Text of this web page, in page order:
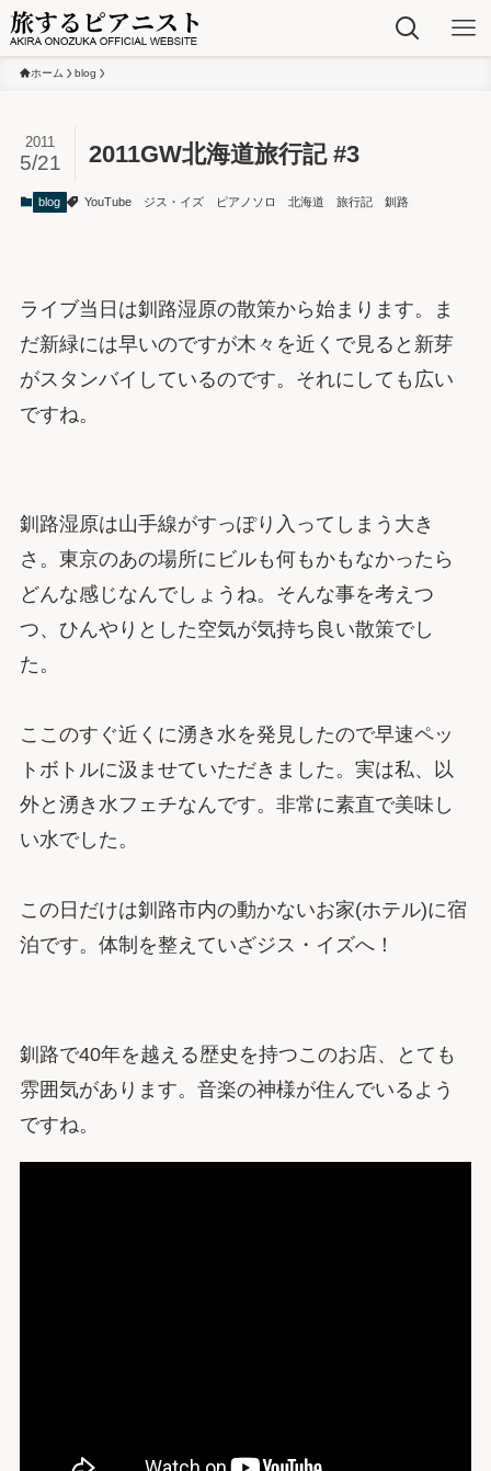
ホーム blog
2011GW北海道旅行記 #3
2011
5/21
blog YouTube ジス・イズ ピアノソロ 北海道 旅行記 釧路
ライブ当日は釧路湿原の散策から始まります。ま
だ新緑には早いのですが木々を近くで見ると新芽
がスタンバイしているのです。それにしても広い
ですね。
釧路湿原は山手線がすっぽり入ってしまう大き
さ。東京のあの場所にビルも何もかもなかったら
どんな感じなんでしょうね。そんな事を考えつ
つ、ひんやりとした空気が気持ち良い散策でし
た。
ここのすぐ近くに湧き水を発見したので早速ペッ
トボトルに汲ませていただきました。実は私、以
外と湧き水フェチなんです。非常に素直で美味し
い水でした。
この日だけは釧路市内の動かないお家(ホテル)に宿
泊です。体制を整えていざジス・イズへ！
釧路で40年を越える歴史を持つこのお店、とても
雰囲気があります。音楽の神様が住んでいるよう
ですね。